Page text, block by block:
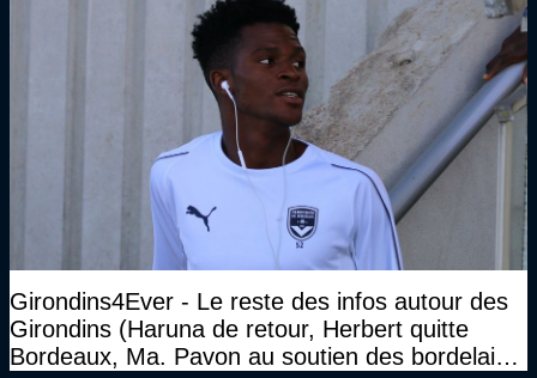
Girondins4Ever - Le reste des infos autour des
Girondins (Haruna de retour, Herbert quitte
Bordeaux, Ma. Pavon au soutien des bordelais,